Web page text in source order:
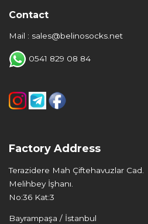
Contact
Mail : sales@belinosocks.net
0541 829 08 84
Factory Address
Terazidere Mah Çiftehavuzlar Cad.
Melihbey İşhanı.
No:36 Kat:3
Bayrampaşa / İstanbul